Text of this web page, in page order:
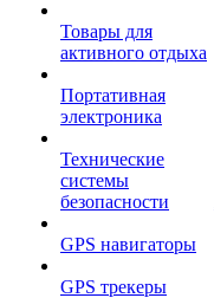
Товары для
активного отдыха
Портативная
электроника
Технические
системы
безопасности
GPS навигаторы
GPS трекеры